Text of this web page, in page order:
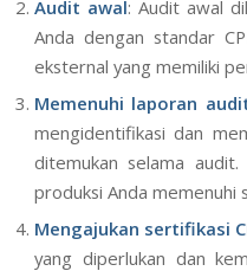
Audit awal: Audit awal
Anda dengan standar
eksternal yang memiliki
Memenuhi laporan
mengidentifikasi dan
ditemukan selama
produksi Anda memenuhi
Mengajukan sertifikasi
yang diperlukan dan